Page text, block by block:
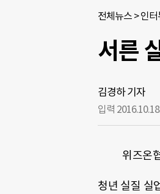
전체뉴스 >인터
서른
김경하 기자
입력
위즈온
청년 실질 실